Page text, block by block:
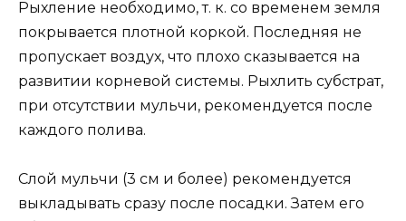
Рыхление необходимо, т. к. со временем земля
покрывается плотной коркой. Последняя не
пропускает воздух, что плохо сказывается на
развитии корневой системы. Рыхлить субстрат,
при отсутствии мульчи, рекомендуется после
каждого полива.
Слой мульчи (3 см и более) рекомендуется
выкладывать сразу после посадки. Затем его